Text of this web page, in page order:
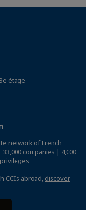
étage
network of French
companies | 4,000
CCIs abroad, discover